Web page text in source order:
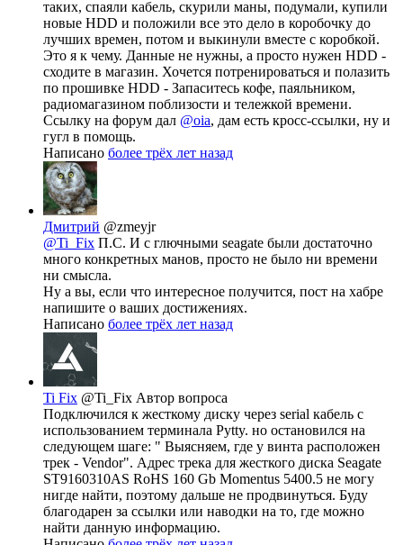
таких, спаяли кабель, скурили маны, подумали, купили
новые HDD и положили все это дело в коробочку до
лучших времен, потом и выкинули вместе с коробкой.
Это я к чему. Данные не нужны, а просто нужен HDD -
сходите в магазин. Хочется потренироваться и полазить
по прошивке HDD - Запаситесь кофе, паяльником,
радиомагазином поблизости и тележкой времени.
Ссылку на форум дал @oia, дам есть кросс-ссылки, ну и
гугл в помощь.
Написано более трёх лет назад
Дмитрий @zmeyjr
@Ti_Fix П.С. И с глючными seagate были достаточно
много конкретных манов, просто не было ни времени
ни смысла.
Ну а вы, если что интересное получится, пост на хабре
напишите о ваших достижениях.
Написано более трёх лет назад
Ti Fix @Ti_Fix Автор вопроса
Подключился к жесткому диску через serial кабель с
использованием терминала Pytty. но остановился на
следующем шаге: " Выясняем, где у винта расположен
трек - Vendor". Адрес трека для жесткого диска Seagate
ST9160310AS RoHS 160 Gb Momentus 5400.5 не могу
нигде найти, поэтому дальше не продвинуться. Буду
благодарен за ссылки или наводки на то, где можно
найти данную информацию.